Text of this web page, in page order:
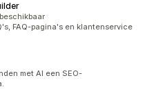
FAQ-pagina's en klantenservice
met AI een SEO-